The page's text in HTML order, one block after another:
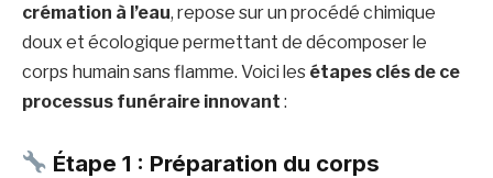
crémation à l’eau, repose sur un procédé chimique
doux et écologique permettant de décomposer le
corps humain sans flamme. Voici les étapes clés de ce
processus funéraire innovant :
Étape 1 : Préparation du corps